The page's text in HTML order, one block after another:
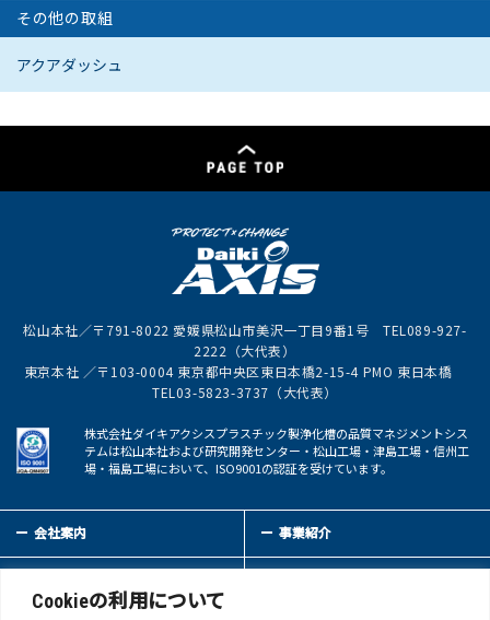
Cookieの利用について
その他の取組
アクアダッシュ
松山本社／〒791-8022 愛媛県松山市美沢一丁目9番1号 TEL089-927-
2222（大代表）
東京本社 ／〒103-0004 東京都中央区東日本橋2-15-4 PMO 東日本橋
TEL03-5823-3737（大代表）
株式会社ダイキアクシスプラスチック製浄化槽の品質マネジメントシス
テムは松山本社および研究開発センター・松山工場・津島工場・信州工
場・福島工場において、ISO9001の認証を受けています。
会社案内 事業紹介